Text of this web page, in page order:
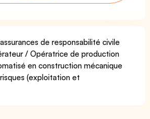
de responsabilité civile
/ Opératrice de production
en construction mécanique
(exploitation et